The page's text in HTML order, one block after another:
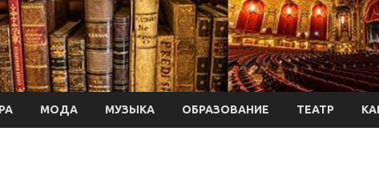
МОДА МУЗЫКА ОБРАЗОВАНИЕ ТЕАТР